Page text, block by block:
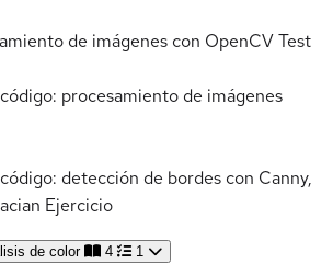
de imágenes con OpenCVTest
procesamiento de imágenes
detección de bordes con Canny,
Ejercicio
de color 4 1